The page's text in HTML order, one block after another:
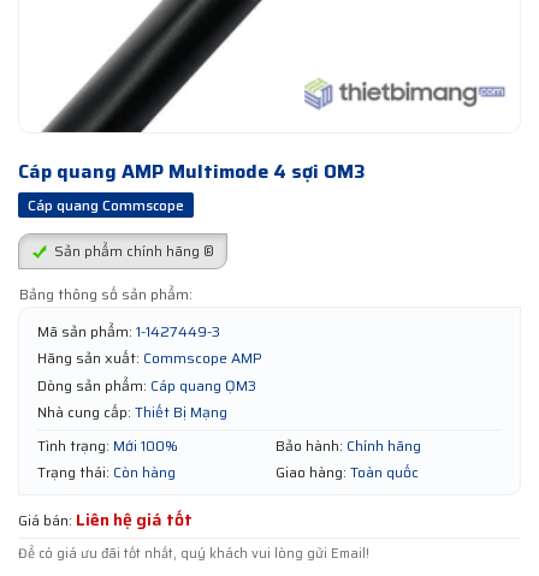
Cáp quang AMP Multimode 4 sợi OM3
Cáp quang Commscope
Sản phẩm chính hãng ®
Bảng thông số sản phẩm:
Mã sản phẩm: 1-1427449-3
Hãng sản xuất: Commscope AMP
Dòng sản phẩm: Cáp quang ỌM3
Nhà cung cấp: Thiết Bị Mạng
Tình trạng: Mới 100% Bảo hành: Chính hãng
Trạng thái: Còn hàng Giao hàng: Toàn quốc
Giá bán: Liên hệ giá tốt
Để có giá ưu đãi tốt nhất, quý khách vui lòng gửi Email!